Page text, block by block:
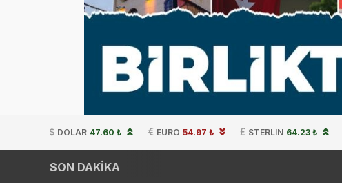
DOLAR 47.60 ₺ EURO 54.97 ₺ STERLIN 64.23 ₺
SON DAKİKA